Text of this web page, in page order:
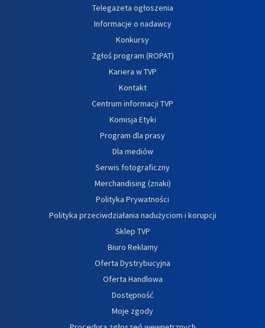
Telegazeta ogłoszenia
Informacje o nadawcy
Konkursy
Zgłoś program (ROPAT)
Kariera w TVP
Kontakt
Centrum informacji TVP
Komisja Etyki
Program dla prasy
Dla mediów
Serwis fotograficzny
Merchandising (znaki)
Polityka Prywatności
Polityka przeciwdziałania nadużyciom i korupcji
Sklep TVP
Biuro Reklamy
Oferta Dystrybucyjna
Oferta Handlowa
Dostępność
Moje zgody